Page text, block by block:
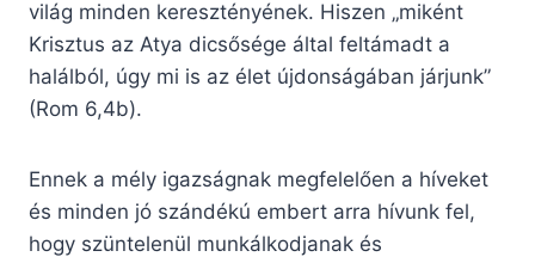
világ minden keresztényének. Hiszen „miként
Krisztus az Atya dicsősége által feltámadt a
halálból, úgy mi is az élet újdonságában járjunk”
(Rom 6,4b).
Ennek a mély igazságnak megfelelően a híveket
és minden jó szándékú embert arra hívunk fel,
hogy szüntelenül munkálkodjanak és